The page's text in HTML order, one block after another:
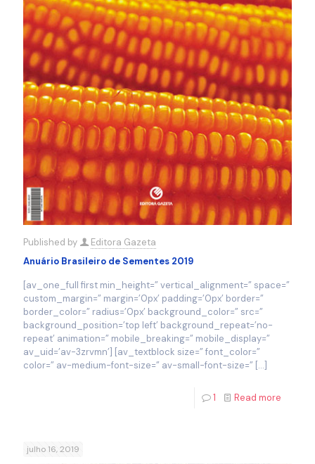
Published by
Editora Gazeta
Anuário Brasileiro de Sementes 2019
[av_one_full first min_height=” vertical_alignment=” space=”
custom_margin=” margin=’0px’ padding=’0px’ border=”
border_color=” radius=’0px’ background_color=” src=”
background_position=’top left’ background_repeat=’no-
repeat’ animation=” mobile_breaking=” mobile_display=”
av_uid=’av-3zrvmn’] [av_textblock size=” font_color=”
color=” av-medium-font-size=” av-small-font-size=” […]
1 Read more
julho 16, 2019